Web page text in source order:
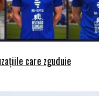
care zguduie